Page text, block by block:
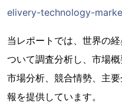
elivery-technology-
当レポートでは、世界の
ついて調査分析し、市場
市場分析、競合情勢、主
報を提供しています。